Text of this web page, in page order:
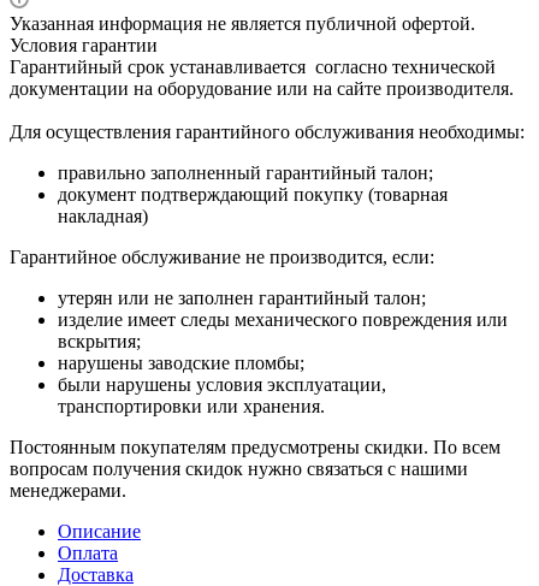
Указанная информация не является публичной офертой.
Условия гарантии
Гарантийный срок устанавливается согласно технической
документации на оборудование или на сайте производителя.
Для осуществления гарантийного обслуживания необходимы:
правильно заполненный гарантийный талон;
документ подтверждающий покупку (товарная
накладная)
Гарантийное обслуживание не производится, если:
утерян или не заполнен гарантийный талон;
изделие имеет следы механического повреждения или
вскрытия;
нарушены заводские пломбы;
были нарушены условия эксплуатации,
транспортировки или хранения.
Постоянным покупателям предусмотрены скидки. По всем
вопросам получения скидок нужно связаться с нашими
менеджерами.
Описание
Оплата
Доставка